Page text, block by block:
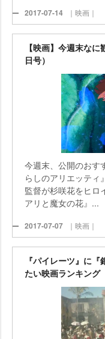
2017-07-14 ｜映画｜
【映画】今週末な
日号）
今週末、公開のおす
らしのアリエッティ
監督が杉咲花をヒロ
アリと魔女の花』...
2017-07-07 ｜映画｜
『パイレーツ』に
たい映画ランキング